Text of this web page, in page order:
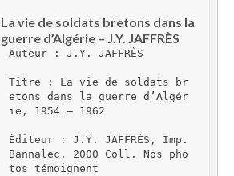
La vie de soldats bretons dans la
guerre d’Algérie – J.Y. JAFFRÈS
Auteur : J.Y. JAFFRÈS
Titre : La vie de soldats br
etons dans la guerre d’Algér
ie, 1954 – 1962
Éditeur : J.Y. JAFFRÈS, Imp.
Bannalec, 2000 Coll. Nos pho
tos témoignent